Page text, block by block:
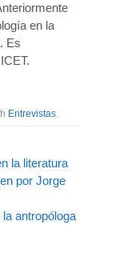
en la
Es
Entrevistas.
la literatura
por Jorge
antropóloga